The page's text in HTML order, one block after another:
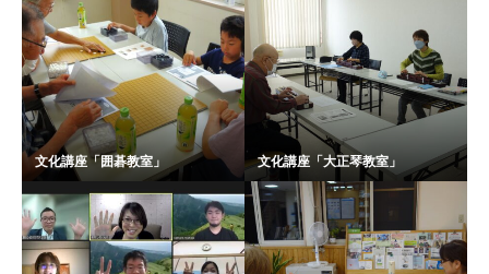
文化講座「囲碁教室」 文化講座「大正琴教室」